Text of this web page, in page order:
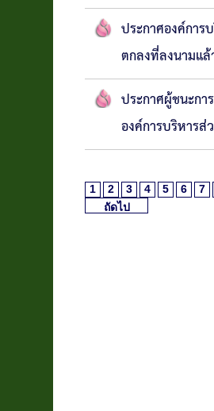
ประกาศองค์กา
ตกลงที่ลงนามแล้
ประกาศผู้ชนะกา
องค์การบริหาร
1 2 3 4 5 6
7
ถัดไป